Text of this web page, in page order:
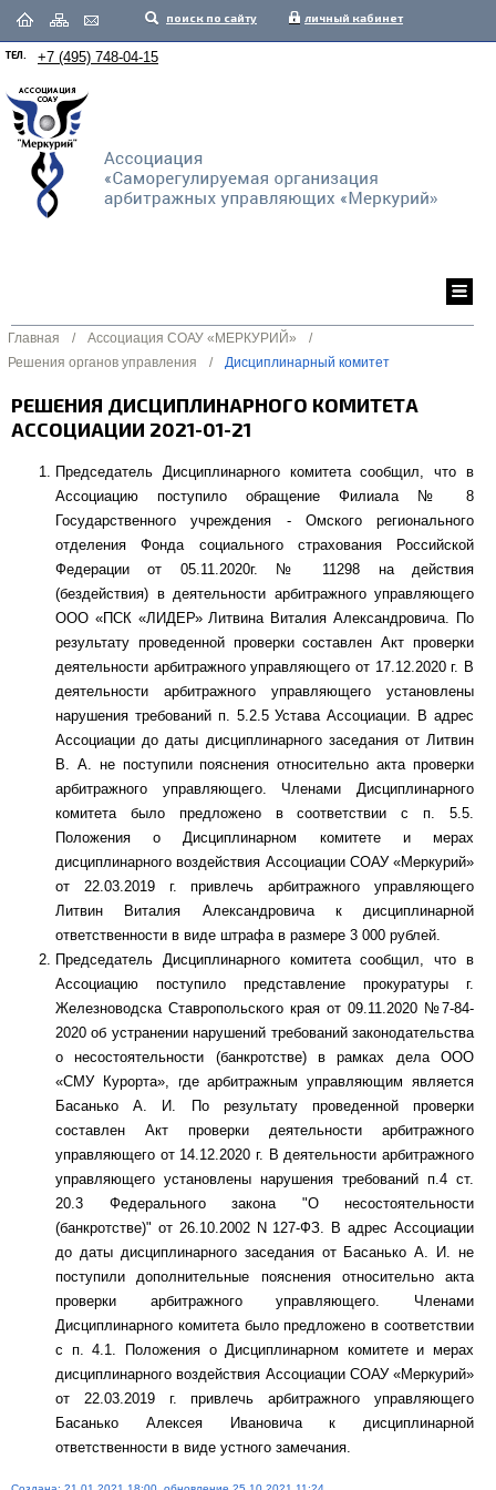
поиск по сайту личный кабинет
ТЕЛ. +7 (495) 748-04-15
Главная / Ассоциация СОАУ «МЕРКУРИЙ»
/
Решения органов управления
/ Дисциплинарный комитет
РЕШЕНИЯ ДИСЦИПЛИНАРНОГО КОМИТЕТА
АССОЦИАЦИИ 2021-01-21
Председатель Дисциплинарного комитета сообщил, что в
Ассоциацию поступило обращение Филиала № 8
Государственного учреждения - Омского регионального
отделения Фонда социального страхования Российской
Федерации от 05.11.2020г. № 11298 на действия
(бездействия) в деятельности арбитражного управляющего
ООО «ПСК «ЛИДЕР» Литвина Виталия Александровича. По
результату проведенной проверки составлен Акт проверки
деятельности арбитражного управляющего от 17.12.2020 г. В
деятельности арбитражного управляющего установлены
нарушения требований п. 5.2.5 Устава Ассоциации. В адрес
Ассоциации до даты дисциплинарного заседания от Литвин
В. А. не поступили пояснения относительно акта проверки
арбитражного управляющего. Членами Дисциплинарного
комитета было предложено в соответствии с п. 5.5.
Положения о Дисциплинарном комитете и мерах
дисциплинарного воздействия Ассоциации СОАУ «Меркурий»
от 22.03.2019 г. привлечь арбитражного управляющего
Литвин Виталия Александровича к дисциплинарной
ответственности в виде штрафа в размере 3 000 рублей.
Председатель Дисциплинарного комитета сообщил, что в
Ассоциацию поступило представление прокуратуры г.
Железноводска Ставропольского края от 09.11.2020 №7-84-
2020 об устранении нарушений требований законодательства
о несостоятельности (банкротстве) в рамках дела ООО
«СМУ Курорта», где арбитражным управляющим является
Басанько А. И. По результату проведенной проверки
составлен Акт проверки деятельности арбитражного
управляющего от 14.12.2020 г. В деятельности арбитражного
управляющего установлены нарушения требований п.4 ст.
20.3 Федерального закона "О несостоятельности
(банкротстве)" от 26.10.2002 N 127-ФЗ. В адрес Ассоциации
до даты дисциплинарного заседания от Басанько А. И. не
поступили дополнительные пояснения относительно акта
проверки арбитражного управляющего. Членами
Дисциплинарного комитета было предложено в соответствии
с п. 4.1. Положения о Дисциплинарном комитете и мерах
дисциплинарного воздействия Ассоциации СОАУ «Меркурий»
от 22.03.2019 г. привлечь арбитражного управляющего
Басанько Алексея Ивановича к дисциплинарной
ответственности в виде устного замечания.